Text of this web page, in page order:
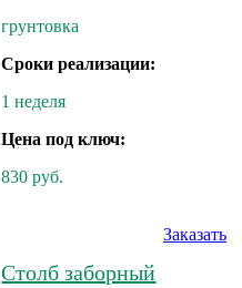
грунтовка
Сроки реализации:
1 неделя
Цена под ключ:
830 руб.
Заказать
Столб заборный